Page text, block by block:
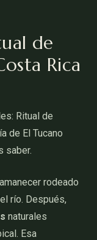
de
Rica
Ritual de
de El Tucano
saber.
rodeado
río. Después,
naturales
Esa